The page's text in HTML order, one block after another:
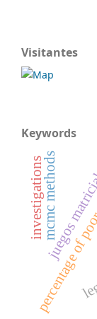
Visitantes
Keywords
juegos
mcmc methods
investigations